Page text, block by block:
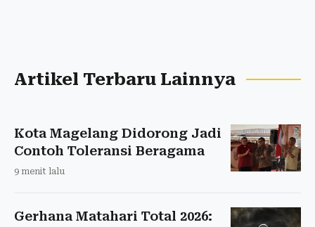
Artikel Terbaru Lainnya
Kota Magelang Didorong Jadi
Contoh Toleransi Beragama
9 menit lalu
Gerhana Matahari Total 2026: